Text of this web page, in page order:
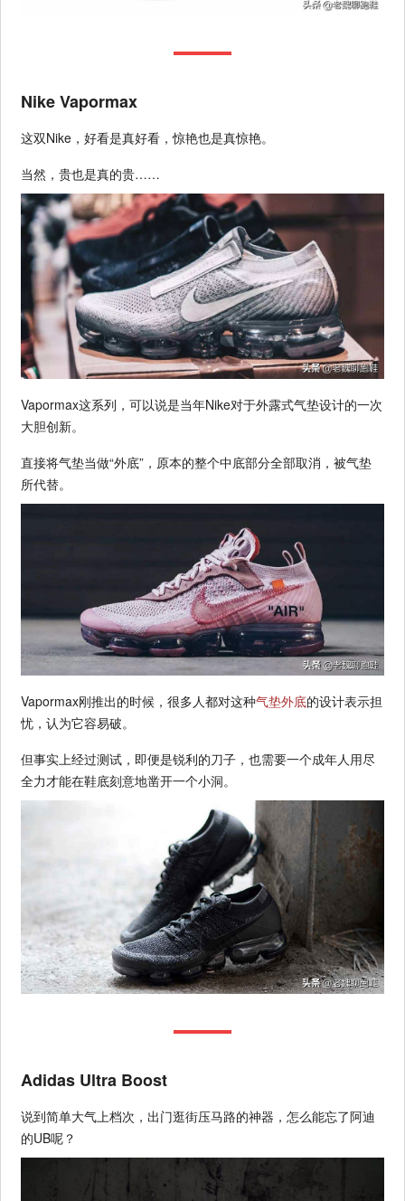
Nike Vapormax
这双Nike，好看是真好看，惊艳也是真惊艳。
当然，贵也是真的贵……
Vapormax这系列，可以说是当年Nike对于外露式气垫设计的一次
大胆创新。
直接将气垫当做“外底”，原本的整个中底部分全部取消，被气垫
所代替。
Vapormax刚推出的时候，很多人都对这种气垫外底的设计表示担
忧，认为它容易破。
但事实上经过测试，即便是锐利的刀子，也需要一个成年人用尽
全力才能在鞋底刻意地凿开一个小洞。
Adidas Ultra Boost
说到简单大气上档次，出门逛街压马路的神器，怎么能忘了阿迪
的UB呢？